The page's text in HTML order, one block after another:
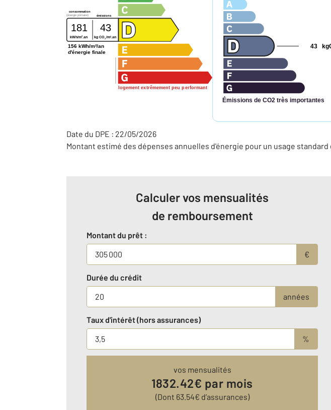
logement extrêmement peu performant
consommation
émissions
(énergie primaire)
181 43
kWh/m2 .an kg CO2 /m2 .an
156 kWh/m²/an
d'énergie finale
Émissions de CO2 très importantes
43
Date du DPE : 22/05/2026
Montant estimé des dépenses annuelles d'énergie pour un usage
Calculer vos mensualités
de remboursement
Montant du prêt :
€
Durée du crédit
années
Taux d'intérêt (hors assurances)
%
vos mensualités
1832.42€ par mois
(Dont 63.54€ d’assurances)